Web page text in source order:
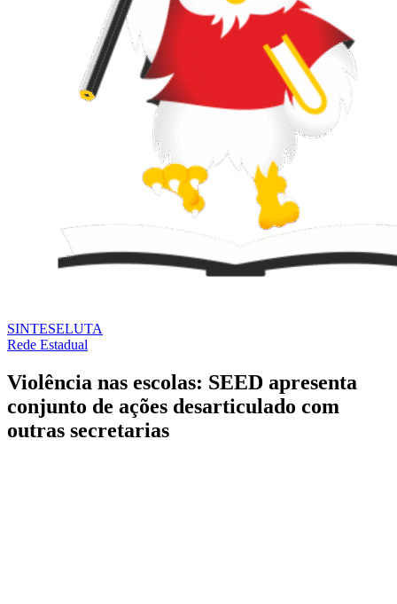
SINTESELUTA
Rede Estadual
Violência nas escolas: SEED apresenta
conjunto de ações desarticulado com
outras secretarias